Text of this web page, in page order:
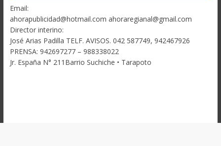
Email:
ahorapublicidad@hotmail.com ahoraregianal@gmail.com
Director interino:
José Arias Padilla TELF. AVISOS. 042 587749, 942467926
PRENSA: 942697277 – 988338022
Jr. España N° 211Barrio Suchiche • Tarapoto